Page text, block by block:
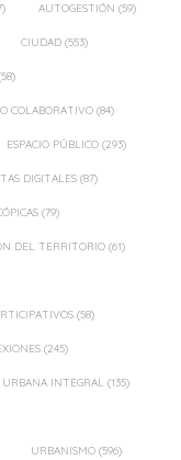
AUTOGESTIÓN (59)
CIUDAD (553)
COLABORATIVO (84)
ESPACIO PÚBLICO (293)
DIGITALES (87)
(79)
DEL TERRITORIO (61)
(58)
(245)
URBANA INTEGRAL (135)
URBANISMO (596)